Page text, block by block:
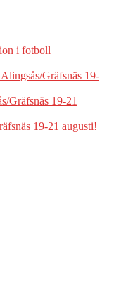
i fotboll
Gräfsnäs 19-
Gräfsnäs 19-21
19-21 augusti!